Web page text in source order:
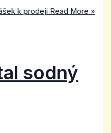
k prodeji Read More »
sodný